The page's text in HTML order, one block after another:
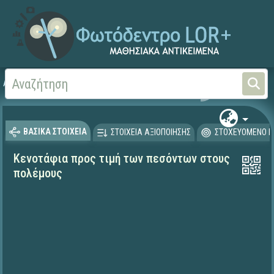
Αρχική Γλώσσα και Λογοτεχνία
ΒΑΣΙΚΑ ΣΤΟΙΧΕΙΑ ΣΤΟΙΧΕΙΑ ΑΞΙΟΠΟΙΗΣΗΣ ΣΤΟΧΕΥΟΜΕΝΟ
Κενοτάφια προς τιμή των πεσόντων στους
πολέμους